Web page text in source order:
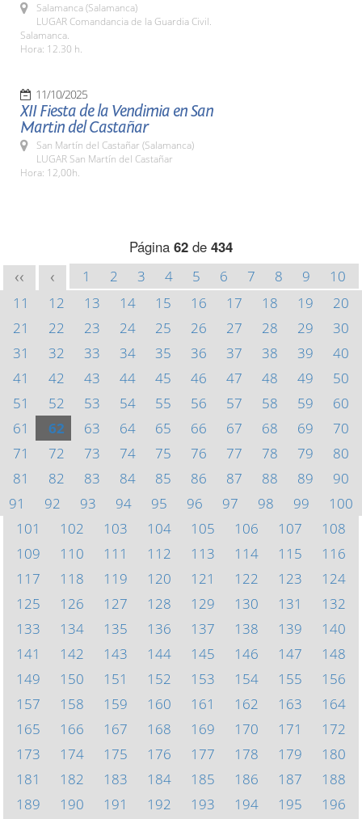
Salamanca (Salamanca)
LUGAR Comandancia de la Guardia Civil.
Salamanca.
Hora: 12.30 h.
11/10/2025
XII Fiesta de la Vendimia en San
Martin del Castañar
San Martín del Castañar (Salamanca)
LUGAR San Martín del Castañar
Hora: 12,00h.
Página 62 de 434
<< < 1 2 3 4 5 6 7 8 9
10
11
12 13 14 15 16 17 18 19
20
21
22 23 24 25 26 27 28 29
30
31
32 33 34 35 36 37 38 39
40
41
42 43 44 45 46 47 48 49
50
51
52 53 54 55 56 57 58 59
60
61
62 63 64 65 66 67 68 69
70
71
72 73 74 75 76 77 78 79
80
81
82 83 84 85 86 87 88 89
90
91
92 93 94 95 96 97 98 99
100
101
102 103 104 105 106 107
108
109
110 111 112 113 114 115
116
117
118 119 120 121 122 123
124
125
126 127 128 129 130 131
132
133
134 135 136 137 138 139
140
141
142 143 144 145 146 147
148
149
150 151 152 153 154 155
156
157
158 159 160 161 162 163
164
165
166 167 168 169 170 171
172
173
174 175 176 177 178 179
180
181
182 183 184 185 186 187
188
189
190 191 192 193 194 195
196